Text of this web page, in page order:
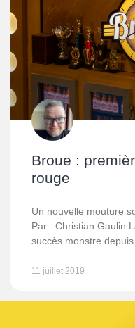
Broue :
rouge
Un nouvelle mouture
Par : Christian Gaulin
succès monstre
11 juillet 2019